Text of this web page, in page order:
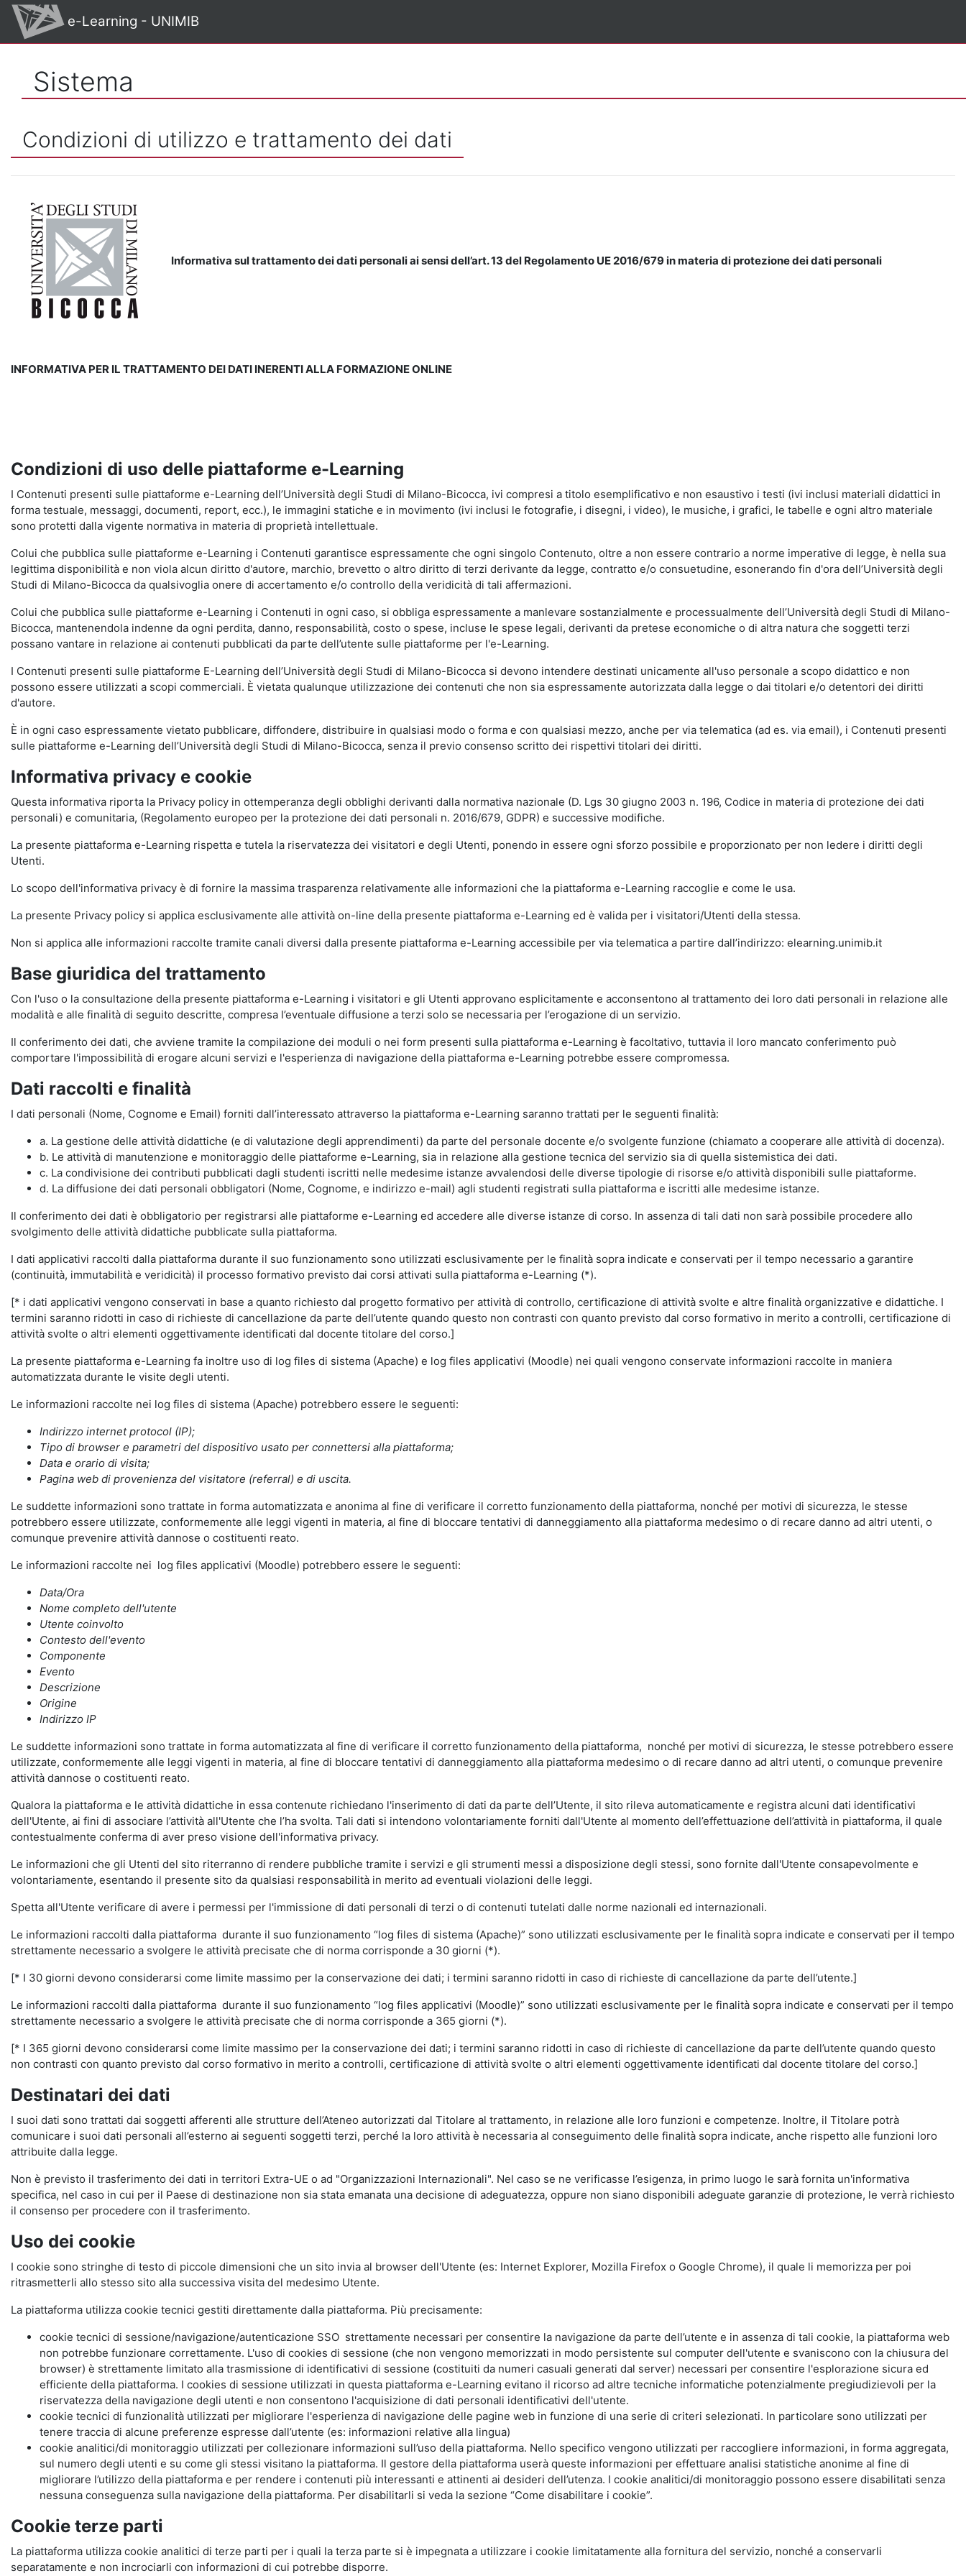
Vai al contenuto principale
e-Learning - UNIMIB
Sistema
Condizioni di utilizzo e trattamento dei dati
Informativa sul trattamento dei dati personali ai sensi dell’art. 13 del Regolamento UE 2016/679 in materia di protezione dei dati personali
INFORMATIVA PER IL TRATTAMENTO DEI DATI INERENTI ALLA FORMAZIONE ONLINE
Condizioni di uso delle piattaforme e-Learning
I Contenuti presenti sulle piattaforme e-Learning dell’Università degli Studi di Milano-Bicocca, ivi compresi a titolo esemplificativo e non esaustivo i testi (ivi inclusi materiali didattici in
forma testuale, messaggi, documenti, report, ecc.), le immagini statiche e in movimento (ivi inclusi le fotografie, i disegni, i video), le musiche, i grafici, le tabelle e ogni altro materiale
sono protetti dalla vigente normativa in materia di proprietà intellettuale.
Colui che pubblica sulle piattaforme e-Learning i Contenuti garantisce espressamente che ogni singolo Contenuto, oltre a non essere contrario a norme imperative di legge, è nella sua
legittima disponibilità e non viola alcun diritto d'autore, marchio, brevetto o altro diritto di terzi derivante da legge, contratto e/o consuetudine, esonerando fin d'ora dell’Università degli
Studi di Milano-Bicocca da qualsivoglia onere di accertamento e/o controllo della veridicità di tali affermazioni.
Colui che pubblica sulle piattaforme e-Learning i Contenuti in ogni caso, si obbliga espressamente a manlevare sostanzialmente e processualmente dell’Università degli Studi di Milano-
Bicocca, mantenendola indenne da ogni perdita, danno, responsabilità, costo o spese, incluse le spese legali, derivanti da pretese economiche o di altra natura che soggetti terzi
possano vantare in relazione ai contenuti pubblicati da parte dell’utente sulle piattaforme per l'e-Learning.
I Contenuti presenti sulle piattaforme E-Learning dell’Università degli Studi di Milano-Bicocca si devono intendere destinati unicamente all'uso personale a scopo didattico e non
possono essere utilizzati a scopi commerciali. È vietata qualunque utilizzazione dei contenuti che non sia espressamente autorizzata dalla legge o dai titolari e/o detentori dei diritti
d'autore.
È in ogni caso espressamente vietato pubblicare, diffondere, distribuire in qualsiasi modo o forma e con qualsiasi mezzo, anche per via telematica (ad es. via email), i Contenuti presenti
sulle piattaforme e-Learning dell’Università degli Studi di Milano-Bicocca, senza il previo consenso scritto dei rispettivi titolari dei diritti.
Informativa privacy e cookie
Questa informativa riporta la Privacy policy in ottemperanza degli obblighi derivanti dalla normativa nazionale (D. Lgs 30 giugno 2003 n. 196, Codice in materia di protezione dei dati
personali) e comunitaria, (Regolamento europeo per la protezione dei dati personali n. 2016/679, GDPR) e successive modifiche.
La presente piattaforma e-Learning rispetta e tutela la riservatezza dei visitatori e degli Utenti, ponendo in essere ogni sforzo possibile e proporzionato per non ledere i diritti degli
Utenti.
Lo scopo dell'informativa privacy è di fornire la massima trasparenza relativamente alle informazioni che la piattaforma e-Learning raccoglie e come le usa.
La presente Privacy policy si applica esclusivamente alle attività on-line della presente piattaforma e-Learning ed è valida per i visitatori/Utenti della stessa.
Non si applica alle informazioni raccolte tramite canali diversi dalla presente piattaforma e-Learning accessibile per via telematica a partire dall’indirizzo: elearning.unimib.it
Base giuridica del trattamento
Con l'uso o la consultazione della presente piattaforma e-Learning i visitatori e gli Utenti approvano esplicitamente e acconsentono al trattamento dei loro dati personali in relazione alle
modalità e alle finalità di seguito descritte, compresa l’eventuale diffusione a terzi solo se necessaria per l’erogazione di un servizio.
Il conferimento dei dati, che avviene tramite la compilazione dei moduli o nei form presenti sulla piattaforma e-Learning è facoltativo, tuttavia il loro mancato conferimento può
comportare l'impossibilità di erogare alcuni servizi e l'esperienza di navigazione della piattaforma e-Learning potrebbe essere compromessa.
Dati raccolti e finalità
I dati personali (Nome, Cognome e Email) forniti dall’interessato attraverso la piattaforma e-Learning saranno trattati per le seguenti finalità:
a. La gestione delle attività didattiche (e di valutazione degli apprendimenti) da parte del personale docente e/o svolgente funzione (chiamato a cooperare alle attività di docenza).
b. Le attività di manutenzione e monitoraggio delle piattaforme e-Learning, sia in relazione alla gestione tecnica del servizio sia di quella sistemistica dei dati.
c. La condivisione dei contributi pubblicati dagli studenti iscritti nelle medesime istanze avvalendosi delle diverse tipologie di risorse e/o attività disponibili sulle piattaforme.
d. La diffusione dei dati personali obbligatori (Nome, Cognome, e indirizzo e-mail) agli studenti registrati sulla piattaforma e iscritti alle medesime istanze.
Il conferimento dei dati è obbligatorio per registrarsi alle piattaforme e-Learning ed accedere alle diverse istanze di corso. In assenza di tali dati non sarà possibile procedere allo
svolgimento delle attività didattiche pubblicate sulla piattaforma.
I dati applicativi raccolti dalla piattaforma durante il suo funzionamento sono utilizzati esclusivamente per le finalità sopra indicate e conservati per il tempo necessario a garantire
(continuità, immutabilità e veridicità) il processo formativo previsto dai corsi attivati sulla piattaforma e-Learning (*).
[* i dati applicativi vengono conservati in base a quanto richiesto dal progetto formativo per attività di controllo, certificazione di attività svolte e altre finalità organizzative e didattiche. I
termini saranno ridotti in caso di richieste di cancellazione da parte dell’utente quando questo non contrasti con quanto previsto dal corso formativo in merito a controlli, certificazione di
attività svolte o altri elementi oggettivamente identificati dal docente titolare del corso.]
La presente piattaforma e-Learning fa inoltre uso di log files di sistema (Apache) e log files applicativi (Moodle) nei quali vengono conservate informazioni raccolte in maniera
automatizzata durante le visite degli utenti.
Le informazioni raccolte nei log files di sistema (Apache) potrebbero essere le seguenti:
Indirizzo internet protocol (IP);
Tipo di browser e parametri del dispositivo usato per connettersi alla piattaforma;
Data e orario di visita;
Pagina web di provenienza del visitatore (referral) e di uscita.
Le suddette informazioni sono trattate in forma automatizzata e anonima al fine di verificare il corretto funzionamento della piattaforma, nonché per motivi di sicurezza, le stesse
potrebbero essere utilizzate, conformemente alle leggi vigenti in materia, al fine di bloccare tentativi di danneggiamento alla piattaforma medesimo o di recare danno ad altri utenti, o
comunque prevenire attività dannose o costituenti reato.
Le informazioni raccolte nei log files applicativi (Moodle) potrebbero essere le seguenti:
Data/Ora
Nome completo dell'utente
Utente coinvolto
Contesto dell'evento
Componente
Evento
Descrizione
Origine
Indirizzo IP
Le suddette informazioni sono trattate in forma automatizzata al fine di verificare il corretto funzionamento della piattaforma, nonché per motivi di sicurezza, le stesse potrebbero essere
utilizzate, conformemente alle leggi vigenti in materia, al fine di bloccare tentativi di danneggiamento alla piattaforma medesimo o di recare danno ad altri utenti, o comunque prevenire
attività dannose o costituenti reato.
Qualora la piattaforma e le attività didattiche in essa contenute richiedano l'inserimento di dati da parte dell’Utente, il sito rileva automaticamente e registra alcuni dati identificativi
dell'Utente, ai fini di associare l’attività all'Utente che l’ha svolta. Tali dati si intendono volontariamente forniti dall'Utente al momento dell’effettuazione dell’attività in piattaforma, il quale
contestualmente conferma di aver preso visione dell'informativa privacy.
Le informazioni che gli Utenti del sito riterranno di rendere pubbliche tramite i servizi e gli strumenti messi a disposizione degli stessi, sono fornite dall'Utente consapevolmente e
volontariamente, esentando il presente sito da qualsiasi responsabilità in merito ad eventuali violazioni delle leggi.
Spetta all'Utente verificare di avere i permessi per l'immissione di dati personali di terzi o di contenuti tutelati dalle norme nazionali ed internazionali.
Le informazioni raccolti dalla piattaforma durante il suo funzionamento “log files di sistema (Apache)” sono utilizzati esclusivamente per le finalità sopra indicate e conservati per il tempo
strettamente necessario a svolgere le attività precisate che di norma corrisponde a 30 giorni (*).
[* I 30 giorni devono considerarsi come limite massimo per la conservazione dei dati; i termini saranno ridotti in caso di richieste di cancellazione da parte dell’utente.]
Le informazioni raccolti dalla piattaforma durante il suo funzionamento “log files applicativi (Moodle)” sono utilizzati esclusivamente per le finalità sopra indicate e conservati per il tempo
strettamente necessario a svolgere le attività precisate che di norma corrisponde a 365 giorni (*).
[* I 365 giorni devono considerarsi come limite massimo per la conservazione dei dati; i termini saranno ridotti in caso di richieste di cancellazione da parte dell’utente quando questo
non contrasti con quanto previsto dal corso formativo in merito a controlli, certificazione di attività svolte o altri elementi oggettivamente identificati dal docente titolare del corso.]
Destinatari dei dati
I suoi dati sono trattati dai soggetti afferenti alle strutture dell’Ateneo autorizzati dal Titolare al trattamento, in relazione alle loro funzioni e competenze. Inoltre, il Titolare potrà
comunicare i suoi dati personali all’esterno ai seguenti soggetti terzi, perché la loro attività è necessaria al conseguimento delle finalità sopra indicate, anche rispetto alle funzioni loro
attribuite dalla legge.
Non è previsto il trasferimento dei dati in territori Extra-UE o ad "Organizzazioni Internazionali". Nel caso se ne verificasse l’esigenza, in primo luogo le sarà fornita un'informativa
specifica, nel caso in cui per il Paese di destinazione non sia stata emanata una decisione di adeguatezza, oppure non siano disponibili adeguate garanzie di protezione, le verrà richiesto
il consenso per procedere con il trasferimento.
Uso dei cookie
I cookie sono stringhe di testo di piccole dimensioni che un sito invia al browser dell'Utente (es: Internet Explorer, Mozilla Firefox o Google Chrome), il quale li memorizza per poi
ritrasmetterli allo stesso sito alla successiva visita del medesimo Utente.
La piattaforma utilizza cookie tecnici gestiti direttamente dalla piattaforma. Più precisamente:
cookie tecnici di sessione/navigazione/autenticazione SSO strettamente necessari per consentire la navigazione da parte dell’utente e in assenza di tali cookie, la piattaforma web
non potrebbe funzionare correttamente. L'uso di cookies di sessione (che non vengono memorizzati in modo persistente sul computer dell'utente e svaniscono con la chiusura del
browser) è strettamente limitato alla trasmissione di identificativi di sessione (costituiti da numeri casuali generati dal server) necessari per consentire l'esplorazione sicura ed
efficiente della piattaforma. I cookies di sessione utilizzati in questa piattaforma e-Learning evitano il ricorso ad altre tecniche informatiche potenzialmente pregiudizievoli per la
riservatezza della navigazione degli utenti e non consentono l'acquisizione di dati personali identificativi dell'utente.
cookie tecnici di funzionalità utilizzati per migliorare l'esperienza di navigazione delle pagine web in funzione di una serie di criteri selezionati. In particolare sono utilizzati per
tenere traccia di alcune preferenze espresse dall’utente (es: informazioni relative alla lingua)
cookie analitici/di monitoraggio utilizzati per collezionare informazioni sull’uso della piattaforma. Nello specifico vengono utilizzati per raccogliere informazioni, in forma aggregata,
sul numero degli utenti e su come gli stessi visitano la piattaforma. Il gestore della piattaforma userà queste informazioni per effettuare analisi statistiche anonime al fine di
migliorare l’utilizzo della piattaforma e per rendere i contenuti più interessanti e attinenti ai desideri dell’utenza. I cookie analitici/di monitoraggio possono essere disabilitati senza
nessuna conseguenza sulla navigazione della piattaforma. Per disabilitarli si veda la sezione “Come disabilitare i cookie”.
Cookie terze parti
La piattaforma utilizza cookie analitici di terze parti per i quali la terza parte si è impegnata a utilizzare i cookie limitatamente alla fornitura del servizio, nonché a conservarli
separatamente e non incrociarli con informazioni di cui potrebbe disporre.